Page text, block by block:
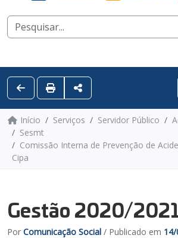
Início Serviços Servidor Público
Sesmt
Comissão Interna de Prevenção de
Cipa
Gestão 2020/
Por Comunicação Social / Publicado em